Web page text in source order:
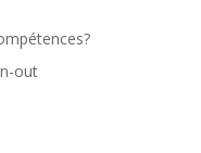
out